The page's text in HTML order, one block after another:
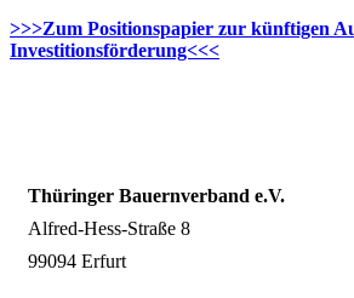
>>>Zum Positionspapier zur künftigen
Investitionsförderung<<<
Thüringer Bauernverband e.V.
Alfred-Hess-Straße 8
99094 Erfurt